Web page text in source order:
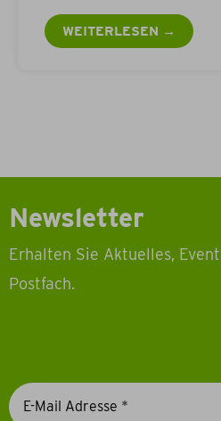
WEITERLESEN →
Newsletter
Erhalten Sie Aktuelles,
Postfach.